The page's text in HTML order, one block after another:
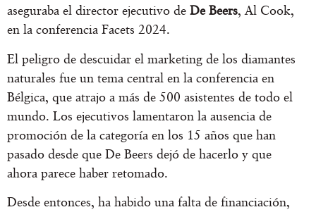
aseguraba el director ejecutivo de De Beers, Al Cook,
en la conferencia Facets 2024.
El peligro de descuidar el marketing de los diamantes
naturales fue un tema central en la conferencia en
Bélgica, que atrajo a más de 500 asistentes de todo el
mundo. Los ejecutivos lamentaron la ausencia de
promoción de la categoría en los 15 años que han
pasado desde que De Beers dejó de hacerlo y que
ahora parece haber retomado.
Desde entonces, ha habido una falta de financiación,